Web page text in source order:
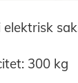
300 kg